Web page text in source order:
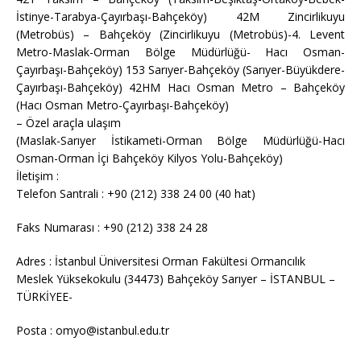
İstinye-Tarabya-Çayırbaşı-Bahçeköy) 42M Zincirlikuyu
(Metrobüs) – Bahçeköy (Zincirlikuyu (Metrobüs)-4. Levent
Metro-Maslak-Orman Bölge Müdürlüğü- Hacı Osman-
Çayırbaşı-Bahçeköy) 153 Sarıyer-Bahçeköy (Sarıyer-Büyükdere-
Çayırbaşı-Bahçeköy) 42HM Hacı Osman Metro – Bahçeköy
(Hacı Osman Metro-Çayırbaşı-Bahçeköy)
– Özel araçla ulaşım
(Maslak-Sarıyer İstikameti-Orman Bölge Müdürlüğü-Hacı
Osman-Orman İçi Bahçeköy Kilyos Yolu-Bahçeköy)
İletişim :
Telefon Santrali : +90 (212) 338 24 00 (40 hat)
Faks Numarası : +90 (212) 338 24 28
Adres : İstanbul Üniversitesi Orman Fakültesi Ormancılık
Meslek Yüksekokulu (34473) Bahçeköy Sarıyer – İSTANBUL –
TÜRKİYEE-
Posta : omyo@istanbul.edu.tr